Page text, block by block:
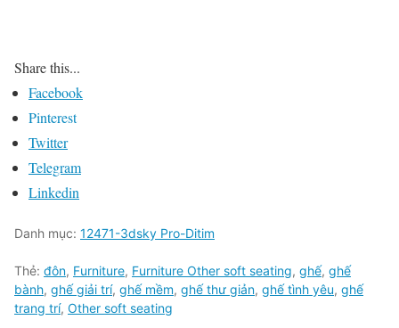
Share this...
Facebook
Pinterest
Twitter
Telegram
Linkedin
Danh mục: 12471-3dsky Pro-Ditim
Thẻ: đôn, Furniture, Furniture Other soft seating, ghế, ghế
bành, ghế giải trí, ghế mềm, ghế thư giản, ghế tình yêu, ghế
trang trí, Other soft seating